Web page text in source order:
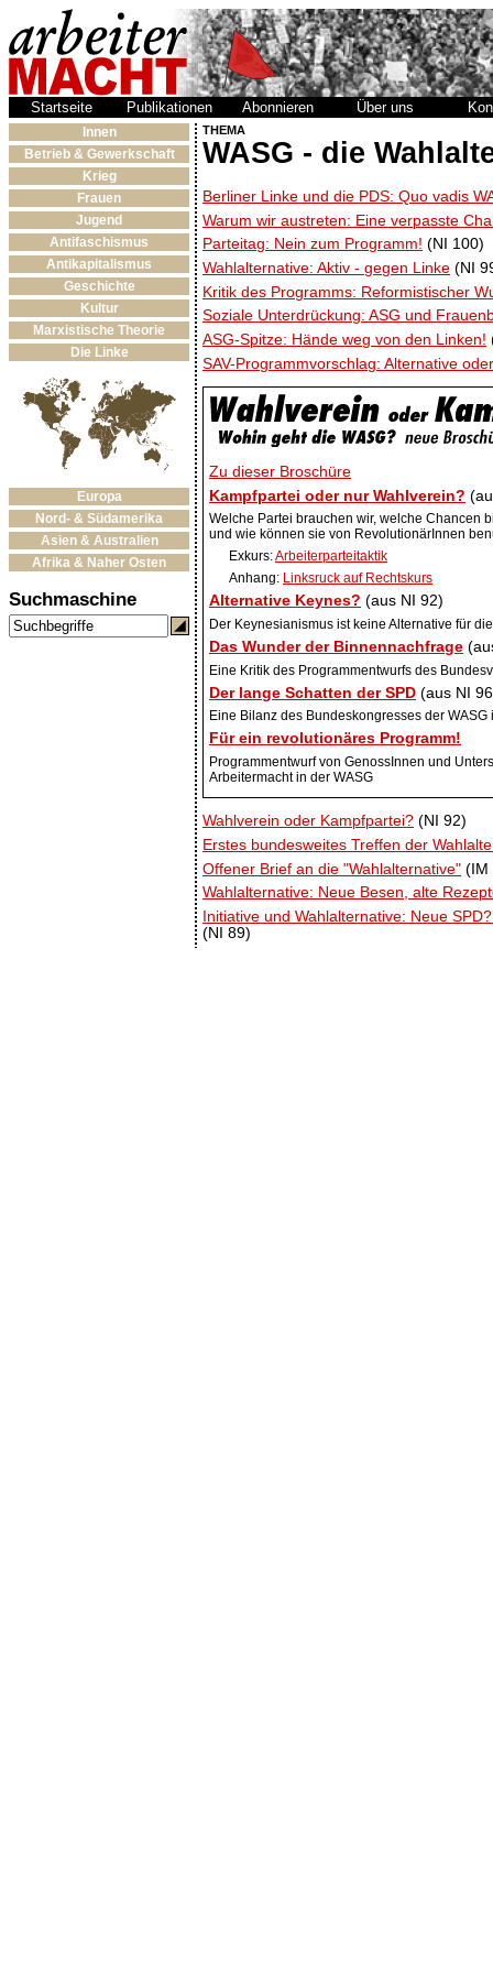
Startseite Publikationen Abonnieren Über uns
Innen
Betrieb & Gewerkschaft
Krieg
Frauen
Jugend
Antifaschismus
Antikapitalismus
Geschichte
Kultur
Marxistische Theorie
Die Linke
Europa
Nord- & Südamerika
Asien & Australien
Afrika & Naher Osten
Suchmaschine
THEMA
WASG - die
Berliner Linke und die PDS: Quo vadis
Warum wir austreten: Eine verpasste
Parteitag: Nein zum Programm! (NI 100)
Wahlalternative: Aktiv - gegen Linke (NI
Kritik des Programms: Reformistischer
Soziale Unterdrückung: ASG und
ASG-Spitze: Hände weg von den Linken!
SAV-Programmvorschlag: Alternative
Zu dieser Broschüre
Kampfpartei oder nur Wahlverein?
Welche Partei brauchen wir, welche Chancen
und wie können sie von RevolutionärInnen
Exkurs:Arbeiterparteitaktik
Anhang: Linksruck auf Rechtskurs
Alternative Keynes? (aus NI 92)
Der Keynesianismus ist keine Alternative für
Das Wunder der Binnennachfrage
Eine Kritik des Programmentwurfs des
Der lange Schatten der SPD (aus NI
Eine Bilanz des Bundeskongresses der
Für ein revolutionäres Programm!
Programmentwurf von GenossInnen und
Arbeitermacht in der WASG
Wahlverein oder Kampfpartei? (NI 92)
Erstes bundesweites Treffen der
Offener Brief an die "Wahlalternative" (IM
Wahlalternative: Neue Besen, alte
Initiative und Wahlalternative: Neue
(NI 89)